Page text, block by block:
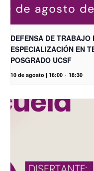
DEFENSA DE
ESPECIALIZACIÓN EN
POSGRADO UCSF
10 de agosto | 16:00 - 18:30